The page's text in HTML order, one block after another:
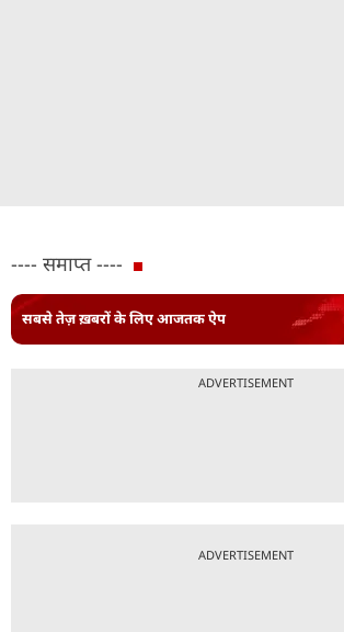
---- समाप्त ----
सबसे तेज़ ख़बरों के लिए आजतक ऐप
ADVERTISEMENT
ADVERTISEMENT